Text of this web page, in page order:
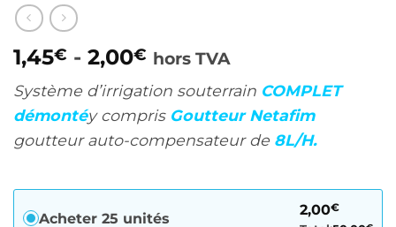
1,45€ - 2,00€ hors TVA
Système d’irrigation souterrain COMPLET
démontéy compris Goutteur Netafim
goutteur auto-compensateur de 8L/H.
Acheter 25 unités
2,00€